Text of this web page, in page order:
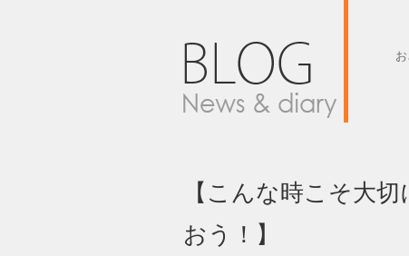
【こんな時こそ大
おう！】